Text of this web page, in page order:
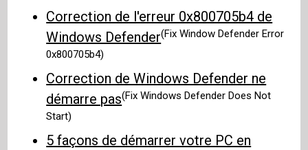
Correction de l'erreur 0x800705b4 de
Windows Defender(Fix Window Defender Error
0x800705b4)
Correction de Windows Defender ne
démarre pas(Fix Windows Defender Does Not
Start)
5 façons de démarrer votre PC en